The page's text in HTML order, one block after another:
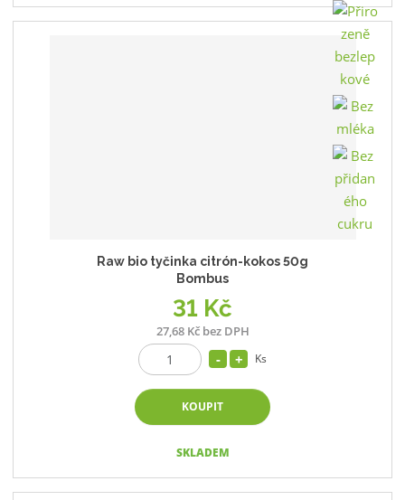
Raw bio tyčinka citrón-kokos 50g
Bombus
31 Kč
27,68 Kč bez DPH
Ks
KOUPIT
SKLADEM